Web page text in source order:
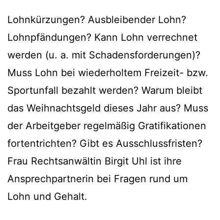
Lohnkürzungen? Ausbleibender Lohn?
Lohnpfändungen? Kann Lohn verrechnet
werden (u. a. mit Schadensforderungen)?
Muss Lohn bei wiederholtem Freizeit- bzw.
Sportunfall bezahlt werden? Warum bleibt
das Weihnachtsgeld dieses Jahr aus? Muss
der Arbeitgeber regelmäßig Gratifikationen
fortentrichten? Gibt es Ausschlussfristen?
Frau Rechtsanwältin Birgit Uhl ist ihre
Ansprechpartnerin bei Fragen rund um
Lohn und Gehalt.